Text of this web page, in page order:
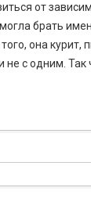
от
брать
она курит,
не с одним. Так